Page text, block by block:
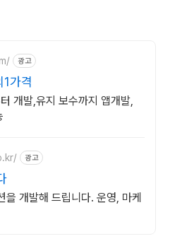
광고
가격
개발,유지 보수까지 앱개발,
광고
을 개발해 드립니다. 운영, 마케